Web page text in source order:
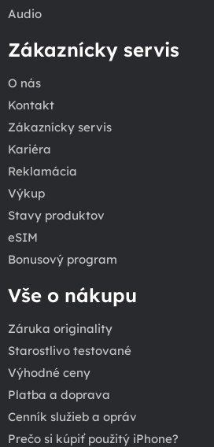
Audio
Zákaznícky servis
O nás
Kontakt
Zákaznícky servis
Kariéra
Reklamácia
Výkup
Stavy produktov
eSIM
Bonusový program
Vše o nákupu
Záruka originality
Starostlivo testované
Výhodné ceny
Platba a doprava
Cenník služieb a opráv
Prečo si kúpiť použitý iPhone?